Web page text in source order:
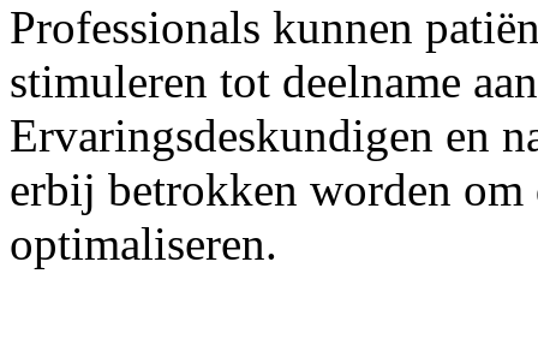
Professionals kunnen
stimuleren tot deelname
Ervaringsdeskundigen en
erbij betrokken worden om
optimaliseren.